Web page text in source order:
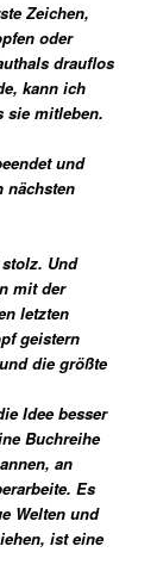
Zeichen,
oder
drauflos
kann ich
sie mitleben.
und
nächsten
Und
mit der
letzten
geistern
die größte
Idee besser
Buchreihe
an
Es
Welten und
ist eine